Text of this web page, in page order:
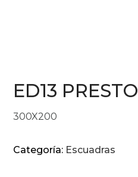
ED13 PRESTO
300X200
Categoría: Escuadras